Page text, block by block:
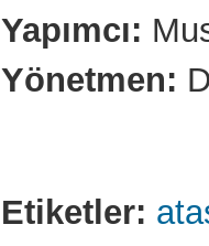
Yapımcı:
Yönetmen:
Etiketler: